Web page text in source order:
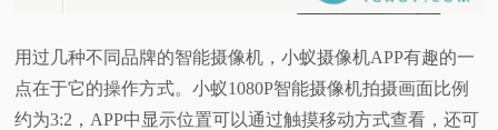
用过几种不同品牌的智能摄像机，小蚁摄像机APP有趣的一
点在于它的操作方式。小蚁1080P智能摄像机拍摄画面比例
约为3:2，APP中显示位置可以通过触摸移动方式查看，还可